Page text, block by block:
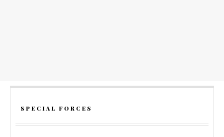
SPECIAL FORCES